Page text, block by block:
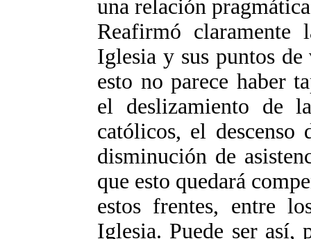
una relación
Reafirmó claramente
Iglesia y sus puntos
esto no parece haber
el deslizamiento de
católicos, el
disminución de
que esto quedará
estos frentes, entre
Iglesia. Puede ser así,